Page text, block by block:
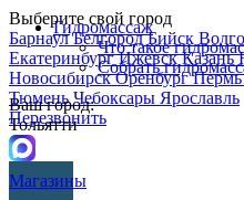
Выберите свой город
БарнаулБелгородБийск
ЕкатеринбургИжевскКазань
НовосибирскОренбург
ТюменьЧебоксары Ярославль
Перезвонить
Гидромассаж
Что такое
Собрать
Ваш город:
Тольятти
Магазины